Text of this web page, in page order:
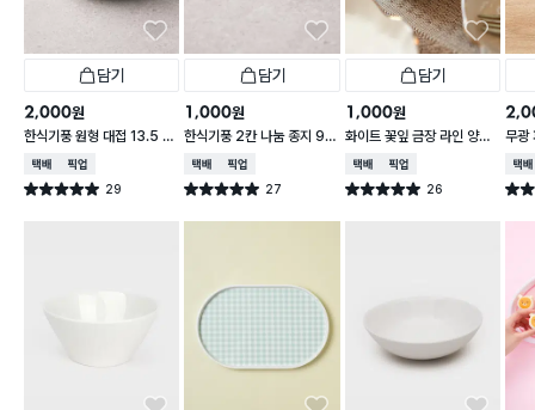
담기
2,000원
한식기풍 원형 대접 13.5 c
m
택배배송매장픽업
별점 5.0점 29
건 작성
담기
1,000원
한식기풍 2칸 나눔 종지 9 c
m
택배배송매장픽업
별점 5.0점 27
건 작성
담기
1,000원
화이트 꽃잎 금장 라인 양각
종지 10 cm
택배배송매장픽업
별점 5.0점 26
건 작성
무광
접
택배
별점